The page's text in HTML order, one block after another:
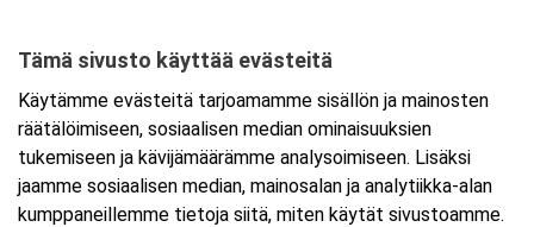
Tarkempi kartta ja ajo-ohjeet
Tämä sivusto käyttää evästeitä
Käytämme evästeitä tarjoamamme sisällön ja mainosten
räätälöimiseen, sosiaalisen median ominaisuuksien
tukemiseen ja kävijämäärämme analysoimiseen. Lisäksi
jaamme sosiaalisen median, mainosalan ja analytiikka-alan
kumppaneillemme tietoja siitä, miten käytät sivustoamme.